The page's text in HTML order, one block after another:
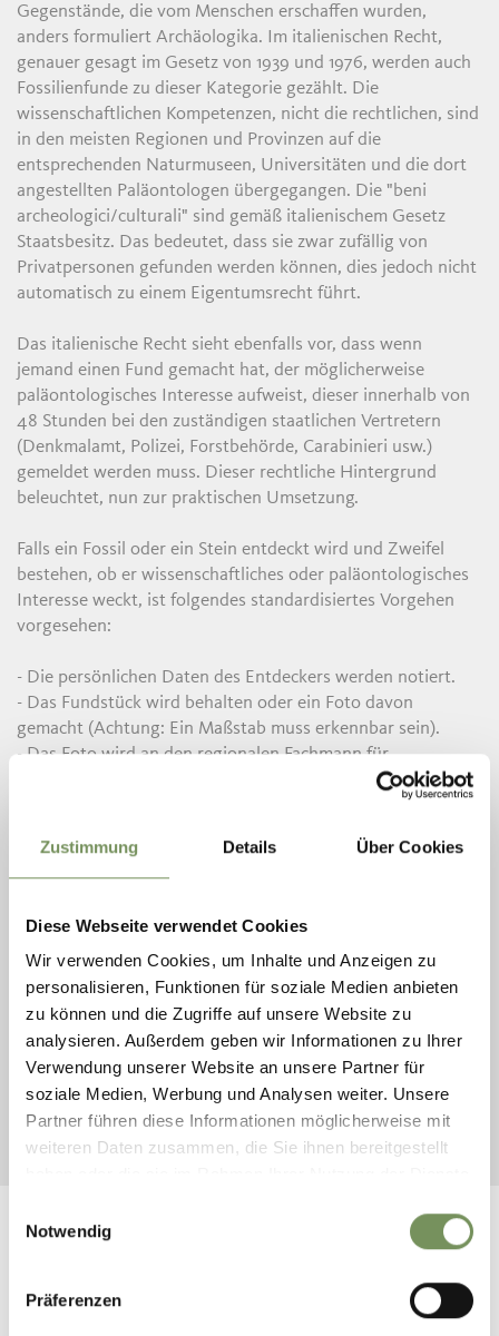
Zustimmung Details Über Cookies
Diese Webseite verwendet Cookies
Wir verwenden Cookies, um Inhalte und Anzeigen zu
personalisieren, Funktionen für soziale Medien anbieten
zu können und die Zugriffe auf unsere Website zu
analysieren. Außerdem geben wir Informationen zu Ihrer
Verwendung unserer Website an unsere Partner für
soziale Medien, Werbung und Analysen weiter. Unsere
Partner führen diese Informationen möglicherweise mit
weiteren Daten zusammen, die Sie ihnen bereitgestellt
Notwendig
Präferenzen
Gegenstände, die vom Menschen erschaffen wurden,
anders formuliert Archäologika. Im italienischen Recht,
genauer gesagt im Gesetz von 1939 und 1976, werden auch
Fossilienfunde zu dieser Kategorie gezählt. Die
wissenschaftlichen Kompetenzen, nicht die rechtlichen, sind
in den meisten Regionen und Provinzen auf die
entsprechenden Naturmuseen, Universitäten und die dort
angestellten Paläontologen übergegangen. Die "beni
archeologici/culturali" sind gemäß italienischem Gesetz
Staatsbesitz. Das bedeutet, dass sie zwar zufällig von
Privatpersonen gefunden werden können, dies jedoch nicht
automatisch zu einem Eigentumsrecht führt.
Das italienische Recht sieht ebenfalls vor, dass wenn
jemand einen Fund gemacht hat, der möglicherweise
paläontologisches Interesse aufweist, dieser innerhalb von
48 Stunden bei den zuständigen staatlichen Vertretern
(Denkmalamt, Polizei, Forstbehörde, Carabinieri usw.)
gemeldet werden muss. Dieser rechtliche Hintergrund
beleuchtet, nun zur praktischen Umsetzung.
Falls ein Fossil oder ein Stein entdeckt wird und Zweifel
bestehen, ob er wissenschaftliches oder paläontologisches
Interesse weckt, ist folgendes standardisiertes Vorgehen
vorgesehen:
- Die persönlichen Daten des Entdeckers werden notiert.
- Das Fundstück wird behalten oder ein Foto davon
gemacht (Achtung: Ein Maßstab muss erkennbar sein).
- Das Foto wird an den regionalen Fachmann für
keinen wissenschaftlichen Wert hat, könnte der Entdecker
es theoretisch mitnehmen. Er sollte jedoch im Bewusstsein
Eigentumsrecht bleibt weiterhin beim Staat oder unserer
Provinz. Da der Fund gemeldet wurde, befindet sich der
Entdecker rechtlich auf der sicheren Seite. Fundstücke, die
möglicherweise relevant sind, sollten zur Überprüfung ins
Naturmuseum gebracht werden. Wenn sich der Verdacht
bestätigt, werden wissenschaftliche Funde im Depot des
Museums aufbewahrt. Der Finder kann diese jederzeit
einsehen, sofern seine Daten bei der Meldung erfasst
wurden.
DAS KÖNNTE DICH AUCH